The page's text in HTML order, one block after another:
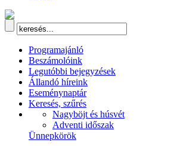
Programajánló
Beszámolóink
Legutóbbi bejegyzések
Állandó híreink
Eseménynaptár
Keresés, szűrés
Nagyböjt és húsvét
Adventi időszak
Ünnepkörök